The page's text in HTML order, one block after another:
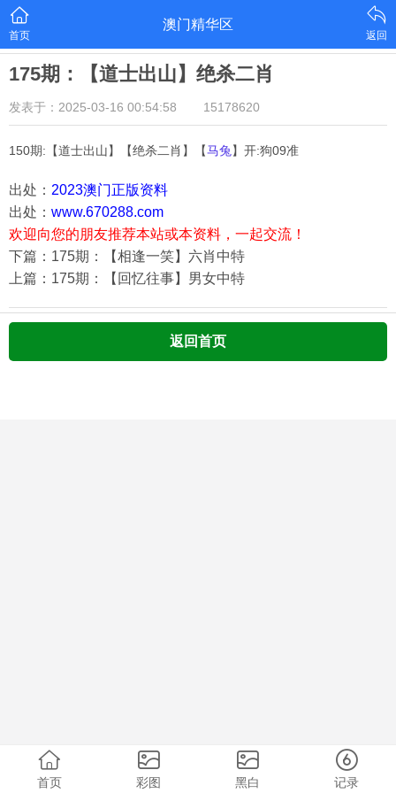
首页
澳门精华区
返回
175期：【道士出山】绝杀二肖
发表于：2025-03-16 00:54:58 15178620
150期:【道士出山】【绝杀二肖】【马兔 】开:狗09准
出处： 2023澳门正版资料
出处： www.670288.com
欢迎向您的朋友推荐本站或本资料，一起交流！
下篇：175期：【相逢一笑】六肖中特
上篇：175期：【回忆往事】男女中特
返回首页
首页 彩图 黑白 记录